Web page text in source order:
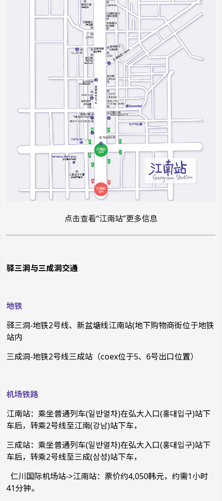
点击查看“江南站”更多信息
驿三洞与三成洞交通
地铁
驿三洞-地铁2号线、新盆塘线江南站(地下购物商街位于地铁
站内
三成洞-地铁2号线三成站（coex位于5、 6号出口位置）
机场铁路
江南站：乘坐普通列车(일반열차)在弘大入口(홍대입구)站下
车后，转乘2号线至江南(강남)站下车，
三成站：乘坐普通列车(일반열차)在弘大入口(홍대입구)站下
车后，转乘2号线至三成(삼성)站下车，
仁川国际机场站->江南站：票价约4,050韩元，约需1小时
41分钟。